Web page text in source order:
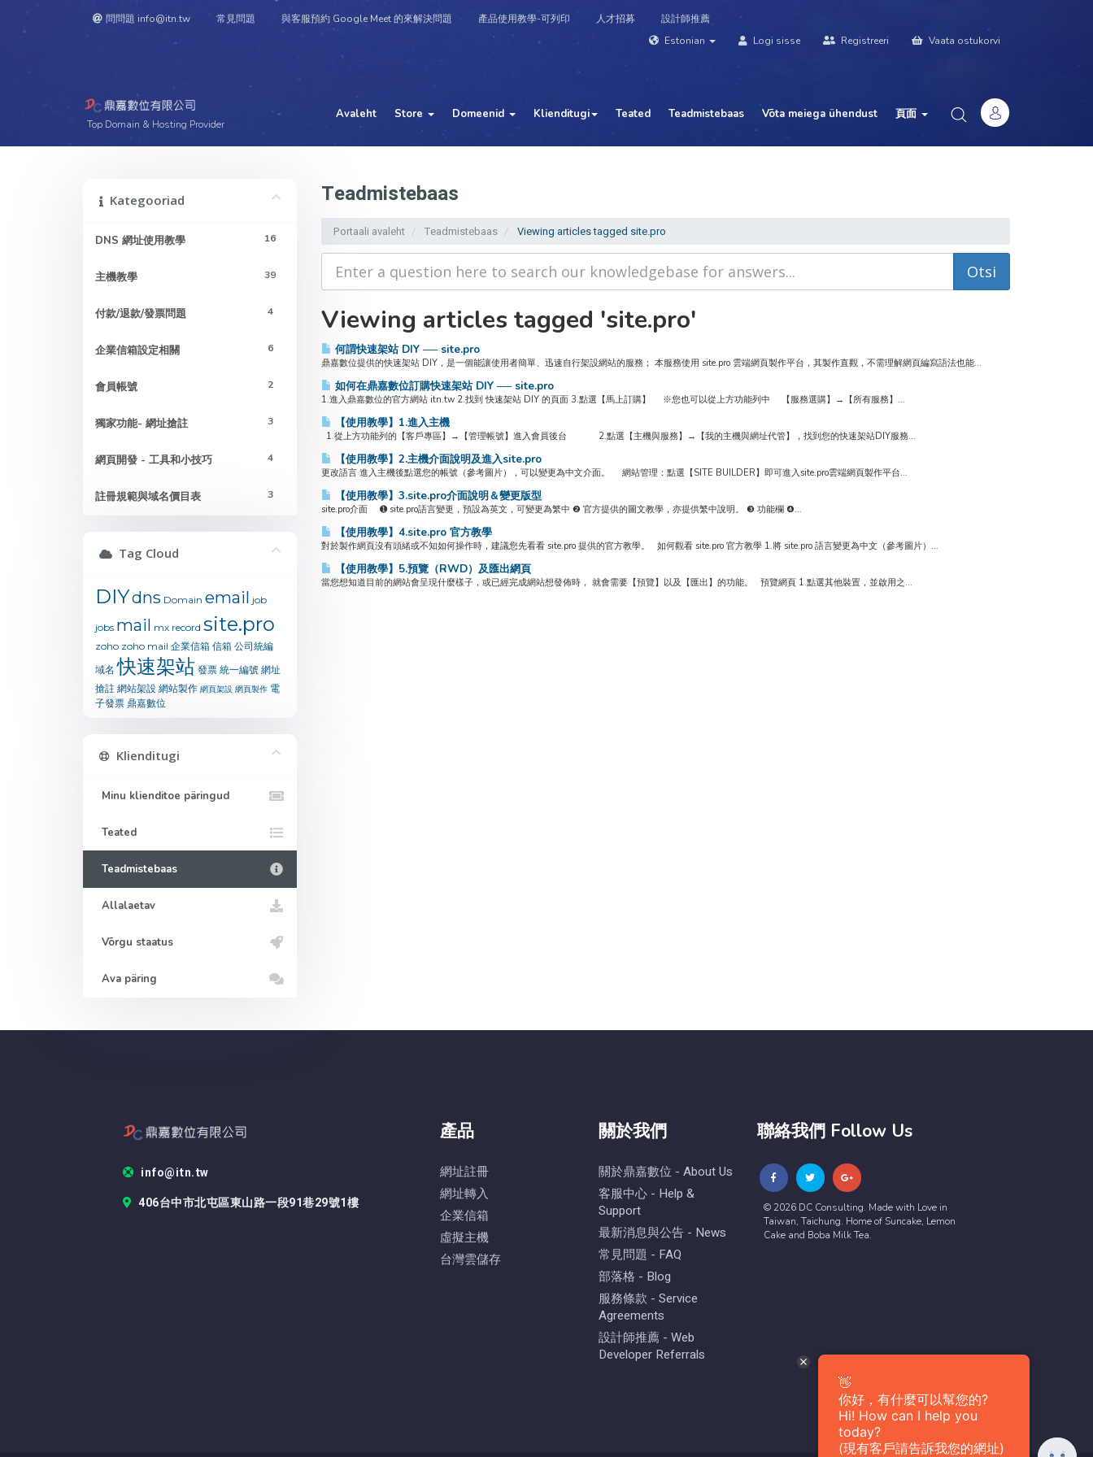
問問題 info@itn.tw 常見問題 與客服預約 Google Meet 的來解決問題 產品使用教學-可列印 人才招募
設計師推薦
Estonian
Logi sisse Registreeri Vaata ostukorvi
Top Domain & Hosting Provider
Avaleht Store Domeenid Klienditugi Teated Teadmistebaas Võta meiega ühendust 頁面
Teadmistebaas
Portaali avaleht Teadmistebaas Viewing articles tagged site.pro
Kategooriad
16
DNS 網址使用教學
39
主機教學
4
付款/退款/發票問題
6
企業信箱設定相關
2
會員帳號
3
獨家功能- 網址搶註
4
網頁開發 - 工具和小技巧
3
註冊規範與域名價目表
Viewing articles tagged 'site.pro'
何謂快速架站 DIY ── site.pro
鼎嘉數位提供的快速架站 DIY，是一個能讓使用者簡單、迅速自行架設網站的服務； 本服務使用 site.pro 雲端網頁製作平台，其製作直觀，不需理解網頁編寫語法也能...
如何在鼎嘉數位訂購快速架站 DIY ── site.pro
1.進入鼎嘉數位的官方網站 itn.tw 2.找到 快速架站 DIY 的頁面 3.點選【馬上訂購】 ※您也可以從上方功能列中 【服務選購】→【所有服務】...
【使用教學】1.進入主機
1.從上方功能列的【客戶專區】→【管理帳號】進入會員後台 2.點選【主機與服務】→【我的主機與網址代管】，找到您的快速架站DIY服務...
【使用教學】2.主機介面說明及進入site.pro
更改語言 進入主機後點選您的帳號（參考圖片），可以變更為中文介面。 網站管理：點選【SITE BUILDER】即可進入site.pro雲端網頁製作平台...
【使用教學】3.site.pro介面說明＆變更版型
site.pro介面 ➊ site.pro語言變更，預設為英文，可變更為繁中 ❷ 官方提供的圖文教學，亦提供繁中說明。 ❸ 功能欄 ❹...
【使用教學】4.site.pro 官方教學
對於製作網頁沒有頭緒或不知如何操作時，建議您先看看 site.pro 提供的官方教學。 如何觀看 site.pro 官方教學 1.將 site.pro 語言變更為中文（參考圖片）...
【使用教學】5.預覽（RWD）及匯出網頁
當您想知道目前的網站會呈現什麼樣子，或已經完成網站想發佈時， 就會需要【預覽】以及【匯出】的功能。 預覽網頁 1.點選其他裝置，並啟用之...
Tag Cloud
DIYdns Domain email job
jobs mail mx record site.pro
zoho zoho mail 企業信箱 信箱 公司統編
域名 快速架站 發票 統一編號 網址
搶註 網站架設 網站製作 網頁架設 網頁製作 電
子發票 鼎嘉數位
Klienditugi
Minu klienditoe päringud
Teated
Teadmistebaas
Allalaetav
Võrgu staatus
Ava päring
info@itn.tw
406台中市北屯區東山路一段91巷29號1樓
產品
網址註冊
網址轉入
企業信箱
虛擬主機
台灣雲儲存
關於我們
關於鼎嘉數位 - About Us
客服中心 - Help &
Support
最新消息與公告 - News
常見問題 - FAQ
部落格 - Blog
服務條款 - Service
Agreements
設計師推薦 - Web
Developer Referrals
聯絡我們 Follow Us
© 2026 DC Consulting. Made with Love in
Taiwan, Taichung. Home of Suncake, Lemon
Cake and Boba Milk Tea.
👋
你好，有什麼可以幫您的?
Hi! How can I help you
today?
(現有客戶請告訴我您的網址)